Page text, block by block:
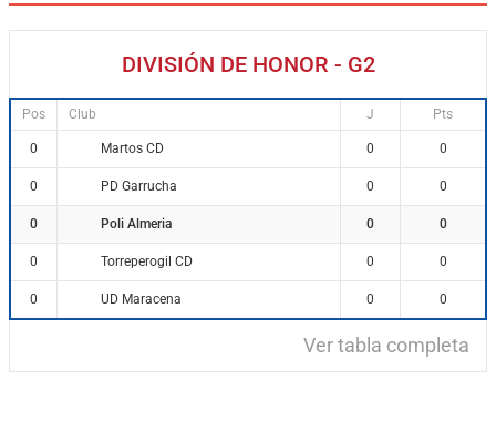
DIVISIÓN DE HONOR - G2
Pos Club J Pts
0 Martos CD 0 0
0 PD Garrucha 0 0
0 Poli Almeria 0 0
0 Torreperogil CD 0 0
0 UD Maracena 0 0
Ver tabla completa